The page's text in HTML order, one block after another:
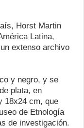
Horst Martin
Latina,
extenso archivo
y negro, y se
plata, en
18x24 cm, que
de Etnología
de investigación.